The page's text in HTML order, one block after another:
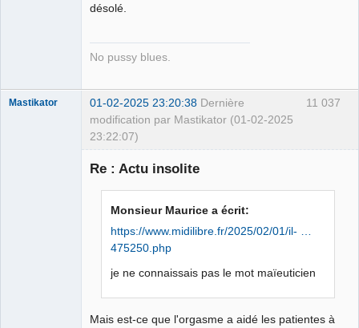
désolé.
No pussy blues.
11 037
Mastikator 01-02-2025 23:20:38 Dernière
modification par Mastikator (01-02-2025
23:22:07)
Re : Actu insolite
Monsieur Maurice a écrit:
https://www.midilibre.fr/2025/02/01/il- …
475250.php
je ne connaissais pas le mot maïeuticien
Mais est-ce que l'orgasme a aidé les patientes à